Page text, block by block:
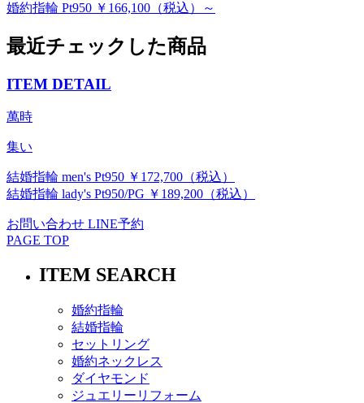
婚約指輪 Pt950 ￥166,100（税込）～
最近チェックした商品
ITEM DETAIL
萬時
集い
結婚指輪 men's Pt950 ￥172,700（税込）
結婚指輪 lady's Pt950/PG ￥189,200（税込）
お問い合わせ LINE予約
PAGE TOP
ITEM SEARCH
婚約指輪
結婚指輪
セットリング
婚約ネックレス
ダイヤモンド
ジュエリーリフォーム